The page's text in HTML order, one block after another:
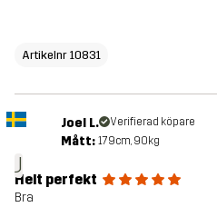
Artikelnr 10831
J
Joel L. Verifierad köpare
Mått: 179cm, 90kg
Helt perfekt
Bra